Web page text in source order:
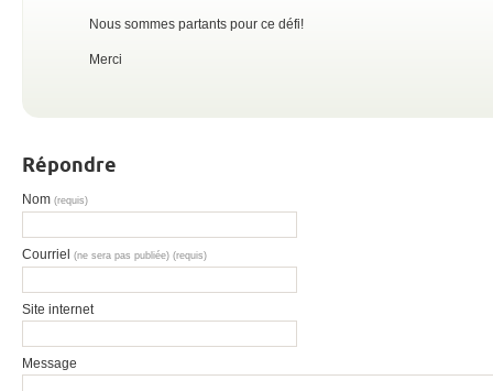
Nous sommes partants pour ce défi!
Merci
Répondre
Nom (requis)
Courriel (ne sera pas publiée) (requis)
Site internet
Message